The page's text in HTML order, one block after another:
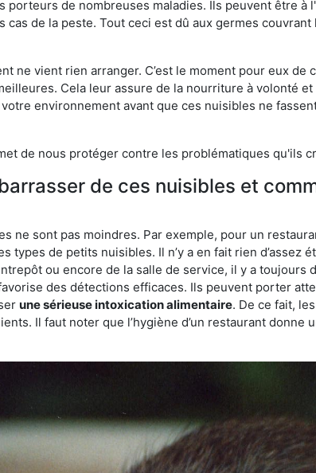
de nombreuses maladies. Ils peuvent être
de la peste. Tout ceci est dû aux germes
ne vient rien arranger. C’est le moment pour eux
Cela leur assure de la nourriture à volonté
environnement avant que ces nuisibles ne
de nous protéger contre les problématiques qu'ils
de ces nuisibles et
ne sont pas moindres. Par exemple, pour un
types de petits nuisibles. Il n’y a en fait rien d’assez
ou encore de la salle de service, il y a
des détections efficaces. Ils peuvent porter
une sérieuse intoxication alimentaire. De ce fait,
Il faut noter que l’hygiène d’un restaurant donne